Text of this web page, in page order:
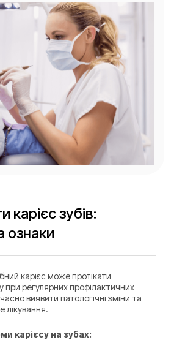
карієс зубів:
ознаки
карієс може протікати
регулярних профілактичних
виявити патологічні зміни та
лікування.
карієсу на зубах: